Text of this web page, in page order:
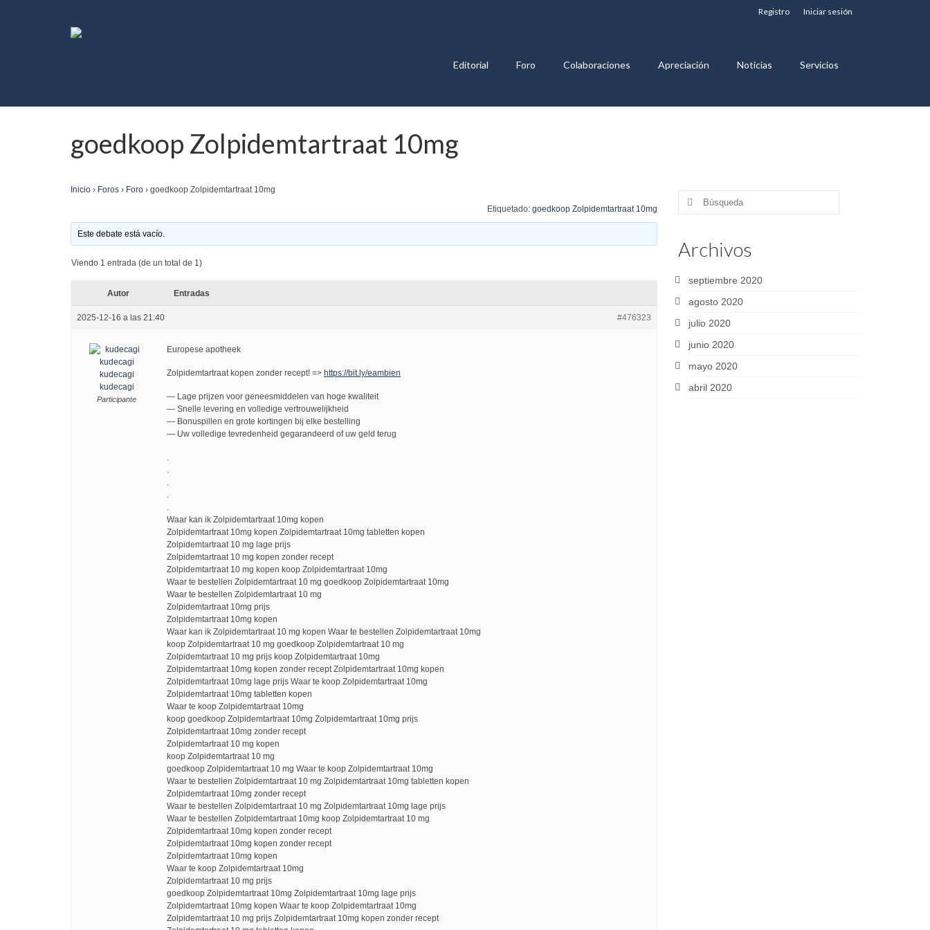
Registro Iniciar sesión
Editorial Foro Colaboraciones Apreciación Noticias Servicios
goedkoop Zolpidemtartraat 10mg
Inicio › Foros › Foro › goedkoop Zolpidemtartraat 10mg
Etiquetado: goedkoop Zolpidemtartraat 10mg
Este debate está vacío.
Viendo 1 entrada (de un total de 1)
Autor Entradas
2025-12-16 a las 21:40 #476323
kudecagi
kudecagi
Participante
Europese apotheek
Zolpidemtartraat kopen zonder recept! => https://bit.ly/eambien
— Lage prijzen voor geneesmiddelen van hoge kwaliteit
— Snelle levering en volledige vertrouwelijkheid
— Bonuspillen en grote kortingen bij elke bestelling
— Uw volledige tevredenheid gegarandeerd of uw geld terug
.
.
.
.
.
Waar kan ik Zolpidemtartraat 10mg kopen
Zolpidemtartraat 10mg kopen Zolpidemtartraat 10mg tabletten kopen
Zolpidemtartraat 10 mg lage prijs
Zolpidemtartraat 10 mg kopen zonder recept
Zolpidemtartraat 10 mg kopen koop Zolpidemtartraat 10mg
Waar te bestellen Zolpidemtartraat 10 mg goedkoop Zolpidemtartraat 10mg
Waar te bestellen Zolpidemtartraat 10 mg
Zolpidemtartraat 10mg prijs
Zolpidemtartraat 10mg kopen
Waar kan ik Zolpidemtartraat 10 mg kopen Waar te bestellen Zolpidemtartraat 10mg
koop Zolpidemtartraat 10 mg goedkoop Zolpidemtartraat 10 mg
Zolpidemtartraat 10 mg prijs koop Zolpidemtartraat 10mg
Zolpidemtartraat 10mg kopen zonder recept Zolpidemtartraat 10mg kopen
Zolpidemtartraat 10mg lage prijs Waar te koop Zolpidemtartraat 10mg
Zolpidemtartraat 10mg tabletten kopen
Waar te koop Zolpidemtartraat 10mg
koop goedkoop Zolpidemtartraat 10mg Zolpidemtartraat 10mg prijs
Zolpidemtartraat 10mg zonder recept
Zolpidemtartraat 10 mg kopen
koop Zolpidemtartraat 10 mg
goedkoop Zolpidemtartraat 10 mg Waar te koop Zolpidemtartraat 10mg
Waar te bestellen Zolpidemtartraat 10 mg Zolpidemtartraat 10mg tabletten kopen
Zolpidemtartraat 10mg zonder recept
Waar te bestellen Zolpidemtartraat 10 mg Zolpidemtartraat 10mg lage prijs
Waar te bestellen Zolpidemtartraat 10mg koop Zolpidemtartraat 10 mg
Zolpidemtartraat 10mg kopen zonder recept
Zolpidemtartraat 10mg kopen zonder recept
Zolpidemtartraat 10mg kopen
Waar te koop Zolpidemtartraat 10mg
Zolpidemtartraat 10 mg prijs
goedkoop Zolpidemtartraat 10mg Zolpidemtartraat 10mg lage prijs
Zolpidemtartraat 10mg kopen Waar te koop Zolpidemtartraat 10mg
Zolpidemtartraat 10 mg prijs Zolpidemtartraat 10mg kopen zonder recept
Buscar
Archivos
septiembre 2020
agosto 2020
julio 2020
junio 2020
mayo 2020
abril 2020